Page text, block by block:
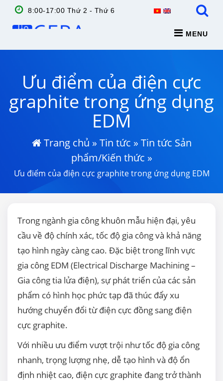
8:00-17:00 Thứ 2 - Thứ 6
MENU
Ưu điểm của điện cực
graphite trong ứng dụng
EDM
Trang chủ » Tin tức » Tin tức Sản
phẩm/Kiến thức »
Ưu điểm của điện cực graphite trong ứng dụng EDM
Trong ngành gia công khuôn mẫu hiện đại, yêu
cầu về độ chính xác, tốc độ gia công và khả năng
tạo hình ngày càng cao. Đặc biệt trong lĩnh vực
gia công EDM (Electrical Discharge Machining –
Gia công tia lửa điện), sự phát triển của các sản
phẩm có hình học phức tạp đã thúc đẩy xu
hướng chuyển đổi từ điện cực đồng sang điện
cực graphite.
Với nhiều ưu điểm vượt trội như tốc độ gia công
nhanh, trọng lượng nhẹ, dễ tạo hình và độ ổn
định nhiệt cao, điện cực graphite đang trở thành